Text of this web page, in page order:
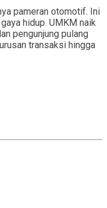
pameran otomotif. Ini
hidup. UMKM naik
pengunjung pulang
transaksi hingga